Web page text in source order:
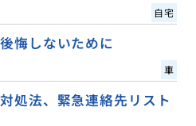
自宅
悔しないために
車
処法、緊急連絡先リスト